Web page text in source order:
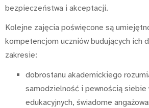
bezpieczeństwa i akceptacji.
Kolejne zajęcia poświęcone są
kompetencjom uczniów budujących ich
zakresie:
dobrostanu akademickiego
samodzielność i pewnością siebie
edukacyjnych, świadome